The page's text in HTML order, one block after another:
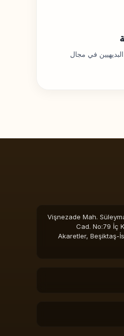
في مجال
Vişnezade Mah.
Cad. No:79 İç
Akaretler, Beşiktaş-